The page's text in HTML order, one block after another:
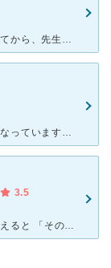
あちこち小児科を歩きましたが、こちらにかかってから、先生のことを信頼し、とても満足して通っています。 ワクチンや子供の高熱で何度も先生に、子供達を助けていただいています。 先生はとてもコミュニケー
市内の総合病院で勤務されていた時からお世話になっています。 独立して新しく開業されたとのことでこちらの病院に切り替えました。 先生は若くて相談しやすいです。診察も丁寧で、診療方針などをわかりや
3.5
最近受診したのですが、朝に電話で発熱したと伝えると 「その他の症状は？」と問われ今の所発熱だけで一度熱冷ましを使用した事、保育所で流行っている感染症など伝えてました。返答は「発熱だけでは先生が検査す